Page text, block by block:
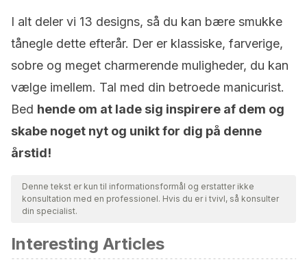
I alt deler vi 13 designs, så du kan bære smukke
tånegle dette efterår. Der er klassiske, farverige,
sobre og meget charmerende muligheder, du kan
vælge imellem. Tal med din betroede manicurist.
Bed hende om at lade sig inspirere af dem og
skabe noget nyt og unikt for dig på denne
årstid!
Denne tekst er kun til informationsformål og erstatter ikke
konsultation med en professionel. Hvis du er i tvivl, så konsulter
din specialist.
Interesting Articles